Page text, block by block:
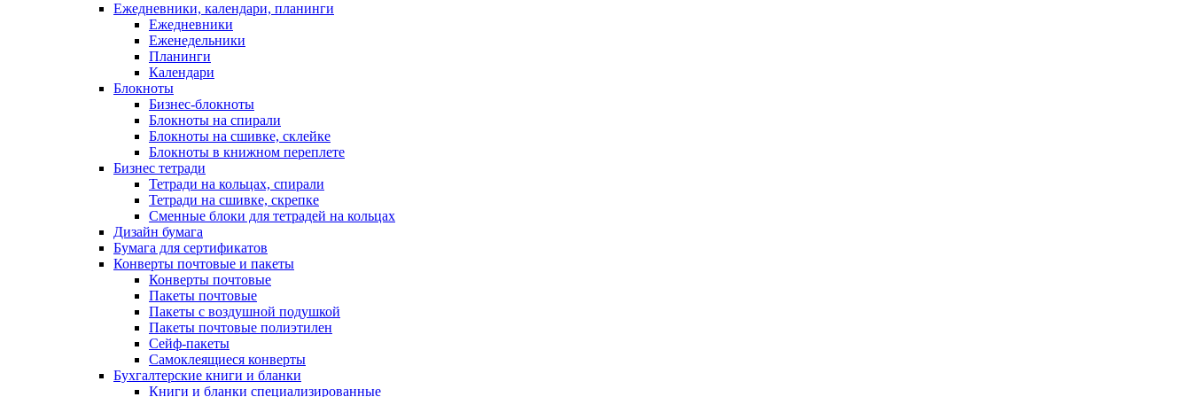
Ежедневники, календари, планинги
Ежедневники
Еженедельники
Планинги
Календари
Блокноты
Бизнес-блокноты
Блокноты на спирали
Блокноты на сшивке, склейке
Блокноты в книжном переплете
Бизнес тетради
Тетради на кольцах, спирали
Тетради на сшивке, скрепке
Сменные блоки для тетрадей на кольцах
Дизайн бумага
Бумага для сертификатов
Конверты почтовые и пакеты
Конверты почтовые
Пакеты почтовые
Пакеты с воздушной подушкой
Пакеты почтовые полиэтилен
Сейф-пакеты
Самоклеящиеся конверты
Бухгалтерские книги и бланки
Книги и бланки специализированные